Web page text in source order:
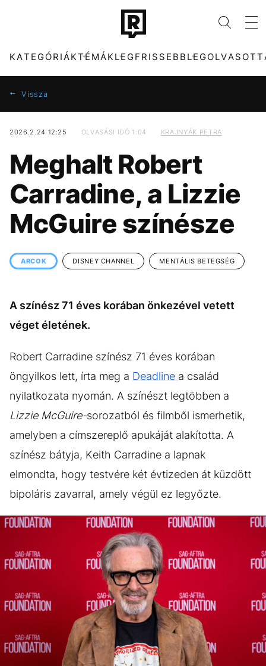
KATEGÓRIÁKTÉMÁKLEGFRISSEBB
ZENE DIVAT
KULTÚRA ENTR
FILM + SOROZAT TECH-TUDOMÁNY
KÖZÉLET UTAZÁS
BESZÉLGETÉSEK
DUNA TIKTOK
MTVA KÁVÉ
KONCERT ENERGIAVÁLSÁG
Vissza
2026.2.24 12:25 OLVASÁSI IDŐ 1:04 KRAJNYÁK PETRA
Meghalt Robert
Carradine, a Lizzie
McGuire színésze
ARCOK DISNEY CHANNEL MENTÁLIS BETEGSÉG
A színész 71 éves korában önkezével vetett
véget életének.
Robert Carradine színész 71 éves korában
öngyilkos lett, írta meg a Deadline a család
nyilatkozata nyomán. A színészt legtöbben a
Lizzie McGuire-sorozatból és filmből ismerhetik,
amelyben a címszereplő apukáját alakította. A
színész bátyja, Keith Carradine a lapnak
elmondta, hogy testvére két évtizeden át küzdött
bipoláris zavarral, amely végül ez legyőzte.